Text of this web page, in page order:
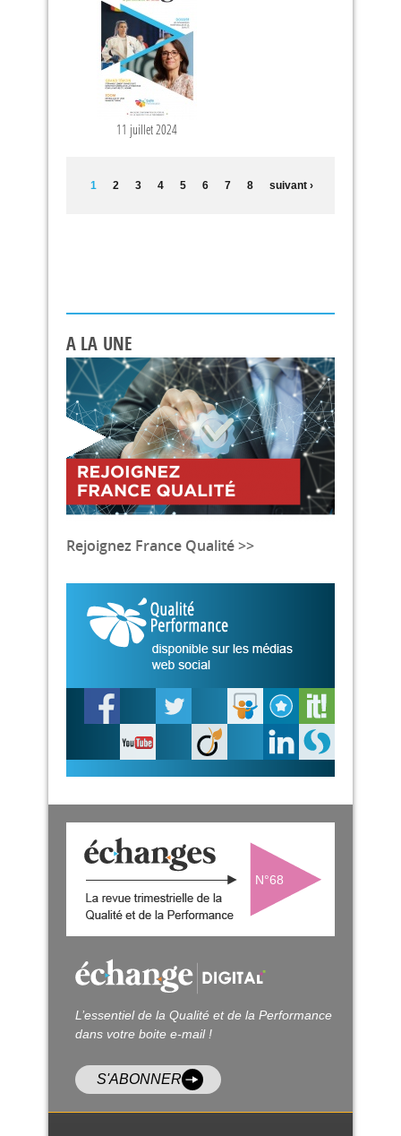
11 juillet 2024
1 2 3 4 5 6 7 8 suivant ›
A LA UNE
Rejoignez France Qualité >>
N°68
L’essentiel de la Qualité et de la Performance
dans votre boite e-mail !
S'ABONNER